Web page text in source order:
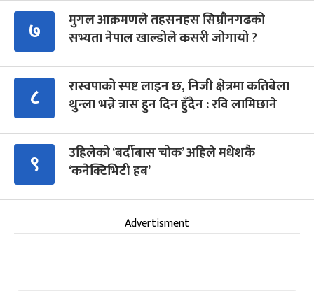
७
मुगल आक्रमणले तहसनहस सिम्रौनगढको
सभ्यता नेपाल खाल्डोले कसरी जोगायो ?
८
रास्वपाको स्पष्ट लाइन छ, निजी क्षेत्रमा कतिबेला
थुन्ला भन्ने त्रास हुन दिन हुँदैन : रवि लामिछाने
९
उहिलेको ‘बर्दीबास चोक’ अहिले मधेशकै
‘कनेक्टिभिटी हब’
Advertisment